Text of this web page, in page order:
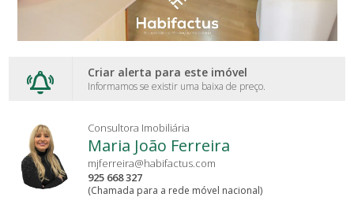
Criar alerta para este imóvel
Informamos se existir uma baixa de preço.
Consultora Imobiliária
Maria João Ferreira
mjferreira@habifactus.com
925 668 327
(Chamada para a rede móvel nacional)